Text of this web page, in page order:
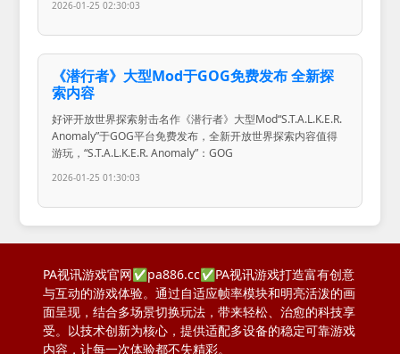
2026-01-25 02:30:03
《潜行者》大型Mod于GOG免费发布 全新探
索内容
好评开放世界探索射击名作《潜行者》大型Mod“S.T.A.L.K.E.R.
Anomaly”于GOG平台免费发布，全新开放世界探索内容值得
游玩，“S.T.A.L.K.E.R. Anomaly”：GOG
2026-01-25 01:30:03
PA视讯游戏官网✅pa886.cc✅PA视讯游戏打造富有创意
与互动的游戏体验。通过自适应帧率模块和明亮活泼的画
面呈现，结合多场景切换玩法，带来轻松、治愈的科技享
受。以技术创新为核心，提供适配多设备的稳定可靠游戏
内容，让每一次体验都不失精彩。